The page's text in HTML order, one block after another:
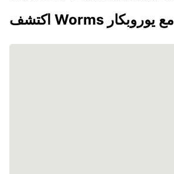
اكتشف Worms مع يوروبكار